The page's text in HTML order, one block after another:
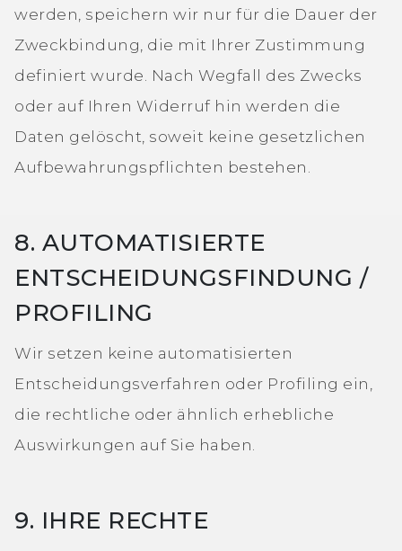
werden, speichern wir nur für die Dauer der
Zweckbindung, die mit Ihrer Zustimmung
definiert wurde. Nach Wegfall des Zwecks
oder auf Ihren Widerruf hin werden die
Daten gelöscht, soweit keine gesetzlichen
Aufbewahrungspflichten bestehen.
8. AUTOMATISIERTE
ENTSCHEIDUNGSFINDUNG /
PROFILING
Wir setzen keine automatisierten
Entscheidungsverfahren oder Profiling ein,
die rechtliche oder ähnlich erhebliche
Auswirkungen auf Sie haben.
9. IHRE RECHTE